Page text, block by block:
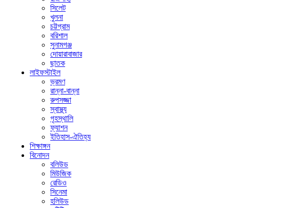
সিলেট
খুলনা
চট্টগ্রাম
বরিশাল
সুনামগঞ্জ
দোয়ারাবাজার
ছাতক
লাইফস্টাইল
ভ্রমণ
রান্না-বান্না
রুপসজ্জা
স্বাস্থ্য
গৃহস্থালি
ফ্যাশন
ইতিহাস-ঐতিহ্য
শিক্ষাঙ্গন
বিনোদন
বলিউড
মিউজিক
রেডিও
সিনেমা
হলিউড